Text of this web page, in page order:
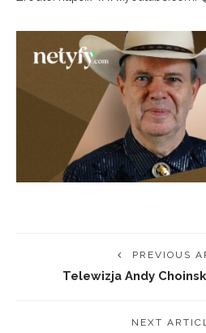
PREVIOUS
Telewizja Andy
NEXT